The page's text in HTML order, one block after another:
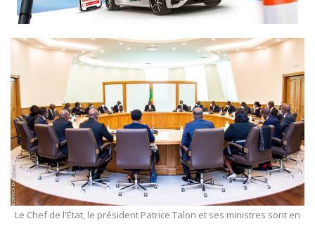
Le Chef de l'État, le président Patrice Talon et ses ministres sont en